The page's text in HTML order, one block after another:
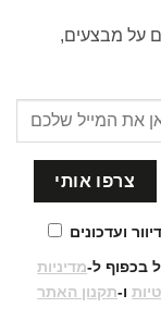
על מבצעים,
ועדכונים
בכפוף ל-מדיניות
ו-תקנון האתר